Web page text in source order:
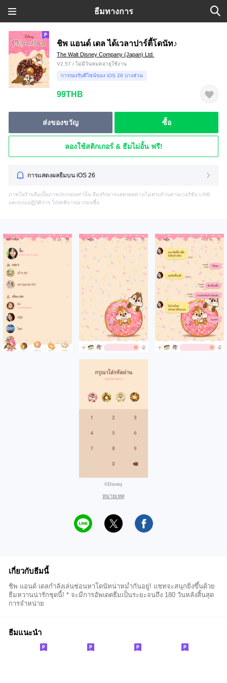
ธีมทางการ
ชิพ แอนด์ เดล ได้เวลาปาร์ตี้โดนัท♪
The Walt Disney Company (Japan) Ltd.
V2.57 / ไม่มีวันหมดอายุใช้งาน
การรองรับดีไซน์ของ iOS 26 บางส่วน
99THB
ส่งของขวัญ ซื้อ
ลองใช้สติกเกอร์ & ธีมไม่อั้น ฟรี!
การแสดงผลธีมบน iOS 26
ภาพในร้านธีมเป็นภาพประกอบเท่านั้น ธีมจริงอาจแสดงผลต่าง/ไม่ครบถ้วนตามเวอร์ชัน LINE
และระบบปฏิบัติการ โปรดพิจารณาก่อนซื้อ
©️Disney
หมายเหตุ
เกี่ยวกับธีมนี้
ชิพ แอนด์ เดลกำลังเล่นซ่อนหาโดนัทน่าหม่ำกันอยู่! แชทจะสนุกยิ่งขึ้นด้วย
ธีมหวานน่ารักชุดนี้! * จะมีการอัพเดตธีมเป็นระยะจนถึง 180 วันหลังสิ้นสุด
การจำหน่าย
ธีมแนะนำ